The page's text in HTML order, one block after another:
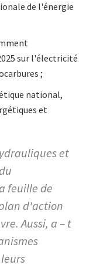
de l'énergie
sur l'électricité
;
national,
et
et
feuille de
d'action
Aussi, a – t